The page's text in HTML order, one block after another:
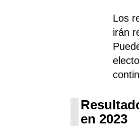
Los
irán
en 2023